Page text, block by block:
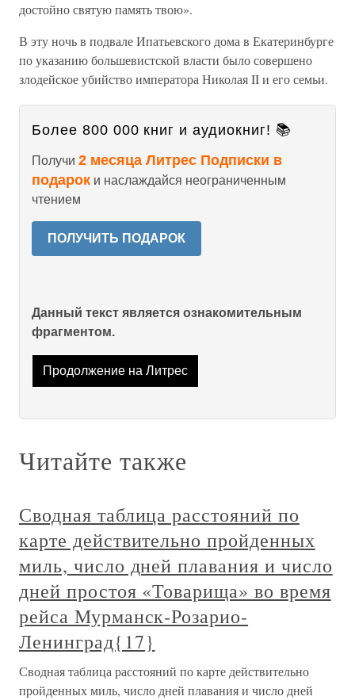
достойно святую память твою».
В эту ночь в подвале Ипатьевского дома в Екатеринбурге
по указанию большевистской власти было совершено
злодейское убийство императора Николая II и его семьи.
Более 800 000 книг и аудиокниг! 📚
Получи 2 месяца Литрес Подписки в
подарок и наслаждайся неограниченным
чтением
ПОЛУЧИТЬ ПОДАРОК
Данный текст является ознакомительным
фрагментом.
Продолжение на Литрес
Читайте также
Сводная таблица расстояний по
карте действительно пройденных
миль, число дней плавания и число
дней простоя «Товарища» во время
рейса Мурманск-Розарио-
Ленинград{17}
Сводная таблица расстояний по карте действительно
пройденных миль, число дней плавания и число дней